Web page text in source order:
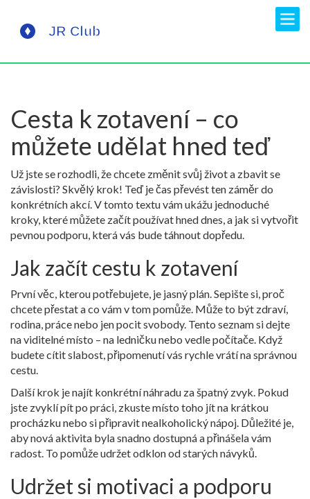
Cesta k zotavení – co
můžete udělat hned teď
Už jste se rozhodli, že chcete změnit svůj život a zbavit se
závislosti? Skvělý krok! Teď je čas převést ten záměr do
konkrétních akcí. V tomto textu vám ukážu jednoduché
kroky, které můžete začít používat hned dnes, a jak si vytvořit
pevnou podporu, která vás bude táhnout dopředu.
Jak začít cestu k zotavení
První věc, kterou potřebujete, je jasný plán. Sepište si, proč
chcete přestat a co vám v tom pomůže. Může to být zdraví,
rodina, práce nebo jen pocit svobody. Tento seznam si dejte
na viditelné místo – na ledničku nebo vedle počítače. Když
budete cítit slabost, připomenutí vás rychle vrátí na správnou
cestu.
Další krok je najít konkrétní náhradu za špatný zvyk. Pokud
jste zvyklí pít po práci, zkuste místo toho jít na krátkou
procházku nebo si připravit nealkoholický nápoj. Důležité je,
aby nová aktivita byla snadno dostupná a přinášela vám
radost. To pomůže udržet odklon od starých návyků.
Udržet si motivaci a podporu